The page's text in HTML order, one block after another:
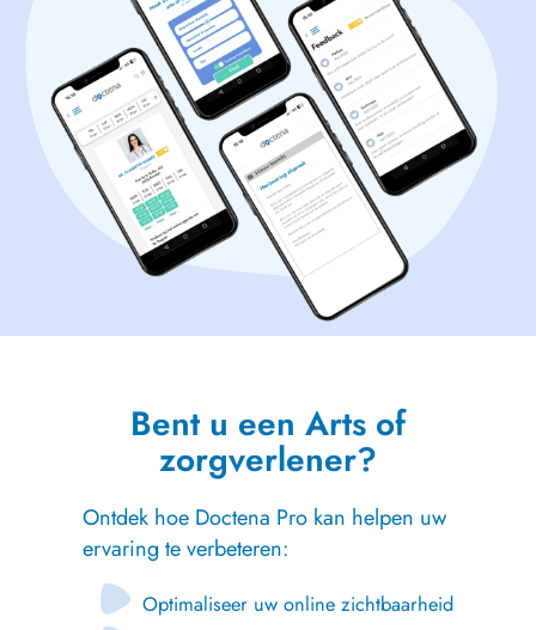
Bent u een Arts of
zorgverlener?
Ontdek hoe Doctena Pro kan helpen uw
ervaring te verbeteren:
Optimaliseer uw online zichtbaarheid